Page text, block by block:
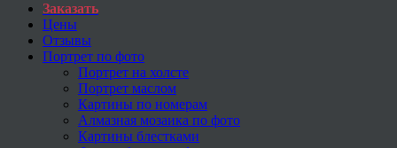
Заказать
Цены
Отзывы
Портрет по фото
Портрет на холсте
Портрет маслом
Картины по номерам
Алмазная мозаика по фото
Картины блестками